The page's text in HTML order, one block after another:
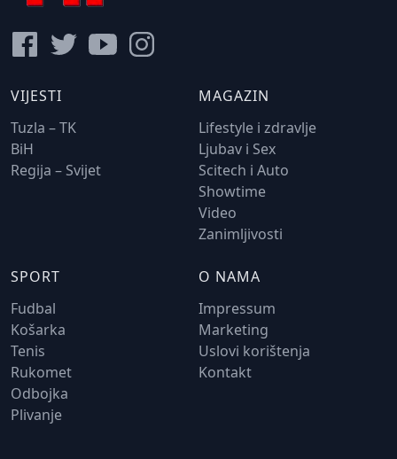
VIJESTI
Tuzla – TK
BiH
Regija – Svijet
MAGAZIN
Lifestyle i zdravlje
Ljubav i Sex
Scitech i Auto
Showtime
Video
Zanimljivosti
SPORT
Fudbal
Košarka
Tenis
Rukomet
Odbojka
Plivanje
O NAMA
Impressum
Marketing
Uslovi korištenja
Kontakt